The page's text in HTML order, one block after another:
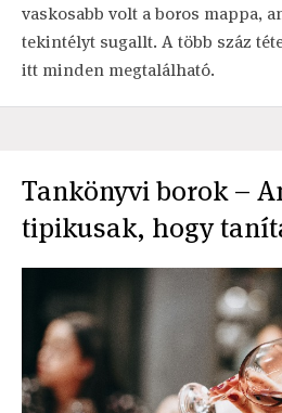
vaskosabb volt a boros mappa,
tekintélyt sugallt. A több száz
itt minden megtalálható.
Tankönyvi borok –
tipikusak, hogy